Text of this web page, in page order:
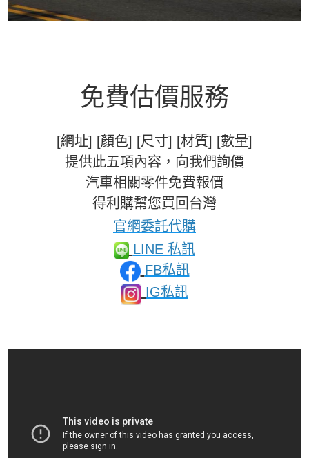
免費估價服務
[網址] [顏色] [尺寸] [材質] [數量]
提供此五項內容，向我們詢價
汽車相關零件免費報價
得利購幫您買回台灣
官網委託代購
LINE 私訊
FB私訊
IG私訊